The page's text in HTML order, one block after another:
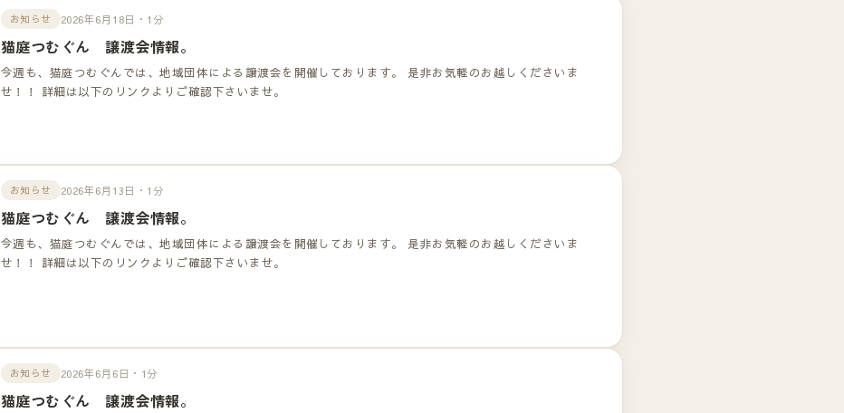
お知らせ 2026年6月18日・1分
猫庭つむぐん 譲渡会情報。
今週も、猫庭つむぐんでは、地域団体による譲渡会を開催しております。 是非お気軽のお越しくださいま
せ！！ 詳細は以下のリンクよりご確認下さいませ。
お知らせ 2026年6月13日・1分
猫庭つむぐん 譲渡会情報。
今週も、猫庭つむぐんでは、地域団体による譲渡会を開催しております。 是非お気軽のお越しくださいま
せ！！ 詳細は以下のリンクよりご確認下さいませ。
お知らせ 2026年6月6日・1分
猫庭つむぐん 譲渡会情報。